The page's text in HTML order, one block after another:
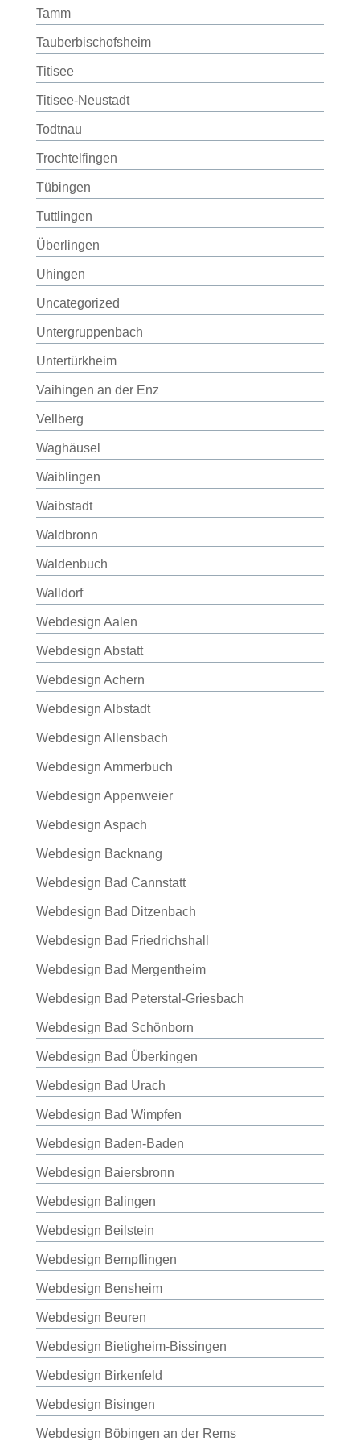
Tamm
Tauberbischofsheim
Titisee
Titisee-Neustadt
Todtnau
Trochtelfingen
Tübingen
Tuttlingen
Überlingen
Uhingen
Uncategorized
Untergruppenbach
Untertürkheim
Vaihingen an der Enz
Vellberg
Waghäusel
Waiblingen
Waibstadt
Waldbronn
Waldenbuch
Walldorf
Webdesign Aalen
Webdesign Abstatt
Webdesign Achern
Webdesign Albstadt
Webdesign Allensbach
Webdesign Ammerbuch
Webdesign Appenweier
Webdesign Aspach
Webdesign Backnang
Webdesign Bad Cannstatt
Webdesign Bad Ditzenbach
Webdesign Bad Friedrichshall
Webdesign Bad Mergentheim
Webdesign Bad Peterstal-Griesbach
Webdesign Bad Schönborn
Webdesign Bad Überkingen
Webdesign Bad Urach
Webdesign Bad Wimpfen
Webdesign Baden-Baden
Webdesign Baiersbronn
Webdesign Balingen
Webdesign Beilstein
Webdesign Bempflingen
Webdesign Bensheim
Webdesign Beuren
Webdesign Bietigheim-Bissingen
Webdesign Birkenfeld
Webdesign Bisingen
Webdesign Böbingen an der Rems